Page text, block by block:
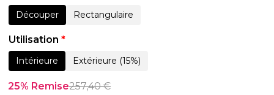
Découper Rectangulaire
Utilisation *
Intérieure Extérieure (15%)
25% Remise257,40€